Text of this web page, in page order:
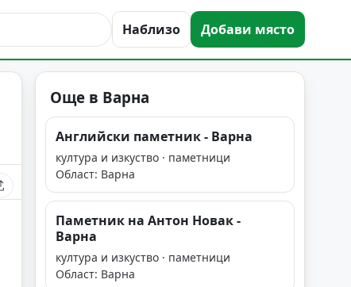
Наблизо Добави място
Още в Варна
Английски паметник - Варна
култура и изкуство · паметници
Област: Варна
Паметник на Антон Новак -
Варна
култура и изкуство · паметници
Област: Варна